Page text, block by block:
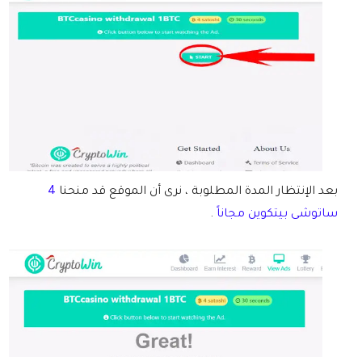
بعد الإنتظار المدة المطلوبة ، نرى أن الموقع قد منحنا4
ساتوشى بيتكوين مجاناً.